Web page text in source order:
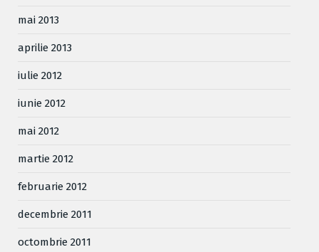
mai 2013
aprilie 2013
iulie 2012
iunie 2012
mai 2012
martie 2012
februarie 2012
decembrie 2011
octombrie 2011